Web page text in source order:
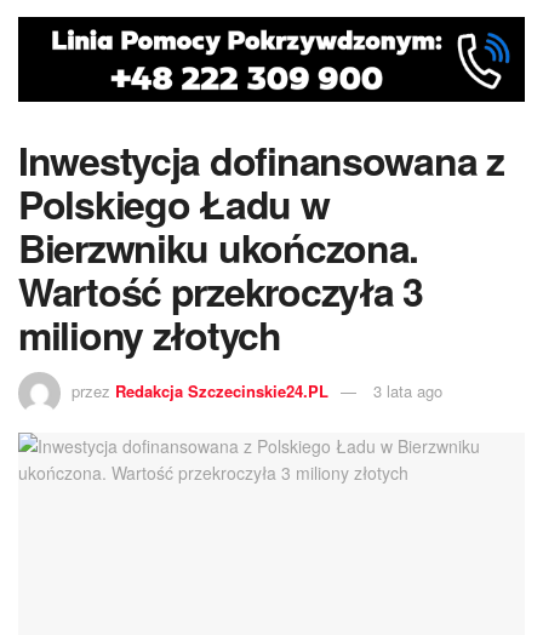
Inwestycja dofinansowana z
Polskiego Ładu w
Bierzwniku ukończona.
Wartość przekroczyła 3
miliony złotych
przez Redakcja Szczecinskie24.PL 3 lata ago